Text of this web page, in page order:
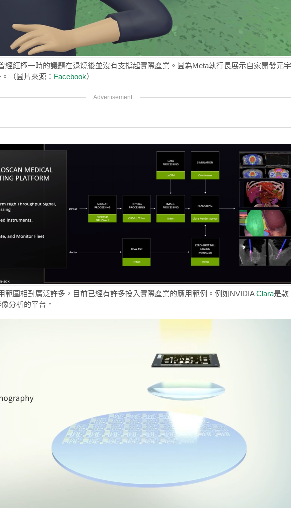
經紅極一時的議題在退燒後並沒有支撐起實際產業。圖為Meta執行長展示自家開發元宇
（圖片來源： Facebook）
範圍相對廣泛許多，目前已經有許多投入實際產業的應用範例。例如NVIDIAClara是款
分析的平台。